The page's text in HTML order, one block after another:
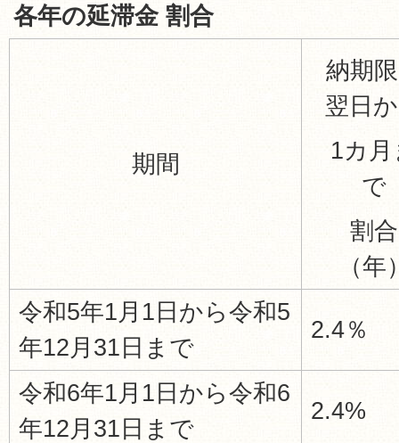
各年の延滞金 割合
期間
納期
翌日
1カ月
で
割合
（年
令和5年1月1日から令和5
年12月31日まで
2.4％
令和6年1月1日から令和6
年12月31日まで
2.4%